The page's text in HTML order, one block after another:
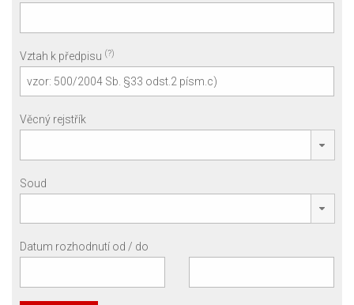
Vztah k předpisu (?)
Věcný rejstřík
Soud
Datum rozhodnutí od / do